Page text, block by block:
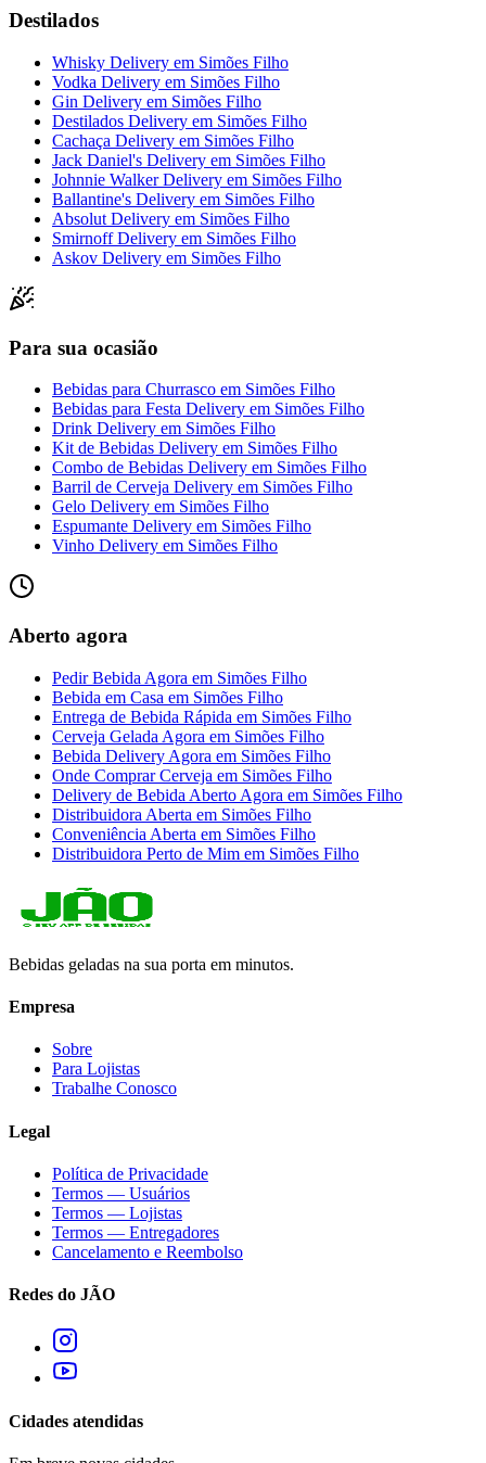
Destilados
Whisky Delivery em Simões Filho
Vodka Delivery em Simões Filho
Gin Delivery em Simões Filho
Destilados Delivery em Simões Filho
Cachaça Delivery em Simões Filho
Jack Daniel's Delivery em Simões Filho
Johnnie Walker Delivery em Simões Filho
Ballantine's Delivery em Simões Filho
Absolut Delivery em Simões Filho
Smirnoff Delivery em Simões Filho
Askov Delivery em Simões Filho
Para sua ocasião
Bebidas para Churrasco em Simões Filho
Bebidas para Festa Delivery em Simões Filho
Drink Delivery em Simões Filho
Kit de Bebidas Delivery em Simões Filho
Combo de Bebidas Delivery em Simões Filho
Barril de Cerveja Delivery em Simões Filho
Gelo Delivery em Simões Filho
Espumante Delivery em Simões Filho
Vinho Delivery em Simões Filho
Aberto agora
Pedir Bebida Agora em Simões Filho
Bebida em Casa em Simões Filho
Entrega de Bebida Rápida em Simões Filho
Cerveja Gelada Agora em Simões Filho
Bebida Delivery Agora em Simões Filho
Onde Comprar Cerveja em Simões Filho
Delivery de Bebida Aberto Agora em Simões Filho
Distribuidora Aberta em Simões Filho
Conveniência Aberta em Simões Filho
Distribuidora Perto de Mim em Simões Filho
Bebidas geladas na sua porta em minutos.
Empresa
Sobre
Para Lojistas
Trabalhe Conosco
Legal
Política de Privacidade
Termos — Usuários
Termos — Lojistas
Termos — Entregadores
Cancelamento e Reembolso
Redes do JÃO
Cidades atendidas